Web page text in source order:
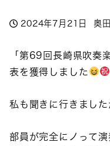
投稿日
2024年7月21日
著
奥
「第69回長崎県吹奏
表を獲得しました
私も聞きに行きまし
部員が完全にノって